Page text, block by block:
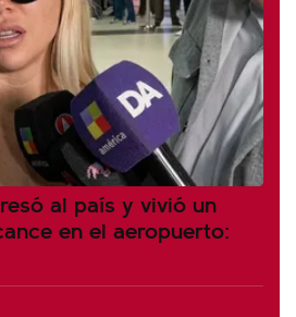
al país y vivió un
en el aeropuerto: